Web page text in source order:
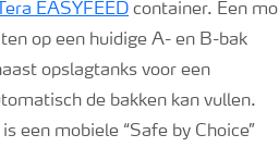
EASYFEED container. Een
op een huidige A- en B-bak
opslagtanks voor een
de bakken kan vullen.
een mobiele “Safe by Choice”